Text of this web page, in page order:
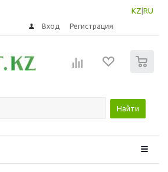
KZ RU
Вход Регистрация
Найти